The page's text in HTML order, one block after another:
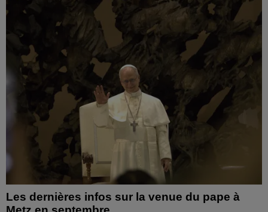
Les dernières infos sur la venue du pape à